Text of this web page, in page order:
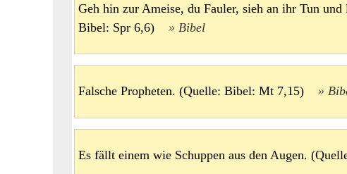
Geh hin zur Ameise, du Fauler, sieh an ihr Tun
Bibel: Spr 6,6)
Bibel
Falsche Propheten. (Quelle: Bibel: Mt 7,15)
Es fällt einem wie Schuppen aus den Augen.